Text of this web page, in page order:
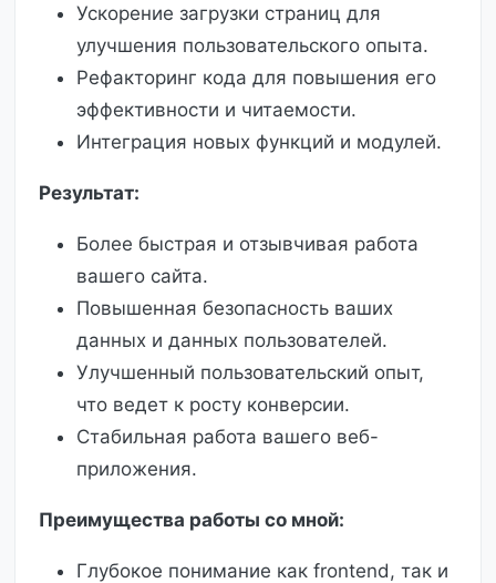
Ускорение загрузки страниц для
улучшения пользовательского опыта.
Рефакторинг кода для повышения его
эффективности и читаемости.
Интеграция новых функций и модулей.
Результат:
Более быстрая и отзывчивая работа
вашего сайта.
Повышенная безопасность ваших
данных и данных пользователей.
Улучшенный пользовательский опыт,
что ведет к росту конверсии.
Стабильная работа вашего веб-
приложения.
Преимущества работы со мной:
Глубокое понимание как frontend, так и